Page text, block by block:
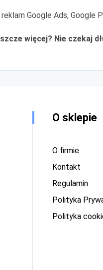
Google Ads, Google
więcej? Nie czekaj
O sklepie
O firmie
Kontakt
Regulamin
Polityka
Polityka